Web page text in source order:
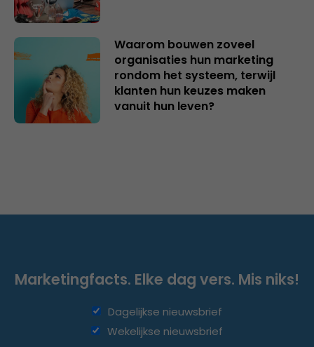
Waarom bouwen zoveel
organisaties hun marketing
rondom het systeem, terwijl
klanten hun keuzes maken
vanuit hun leven?
Marketingfacts. Elke dag vers. Mis niks!
Dagelijkse nieuwsbrief
Wekelijkse nieuwsbrief